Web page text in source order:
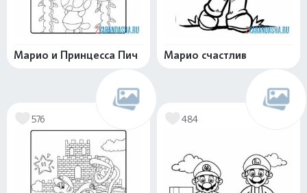
Марио и Принцесса Пич Марио счастлив
576 484